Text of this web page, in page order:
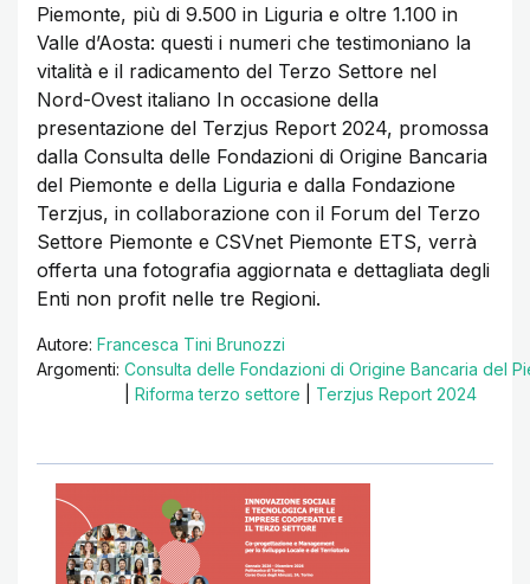
Piemonte, più di 9.500 in Liguria e oltre 1.100 in
Valle d’Aosta: questi i numeri che testimoniano la
vitalità e il radicamento del Terzo Settore nel
Nord-Ovest italiano In occasione della
presentazione del Terzjus Report 2024, promossa
dalla Consulta delle Fondazioni di Origine Bancaria
del Piemonte e della Liguria e dalla Fondazione
Terzjus, in collaborazione con il Forum del Terzo
Settore Piemonte e CSVnet Piemonte ETS, verrà
offerta una fotografia aggiornata e dettagliata degli
Enti non profit nelle tre Regioni.
Autore: Francesca Tini Brunozzi
Argomenti: Consulta delle Fondazioni di Origine Bancaria del
Riforma terzo settore Terzjus Report 2024